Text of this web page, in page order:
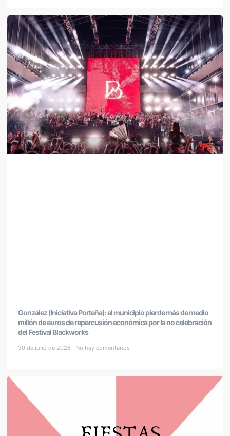
González (Iniciativa Porteña): el municipio pierde más de medio
millón de euros de repercusión económica por la no celebración
del Festival Blackworks
30 de julio de 2026 No hay comentarios